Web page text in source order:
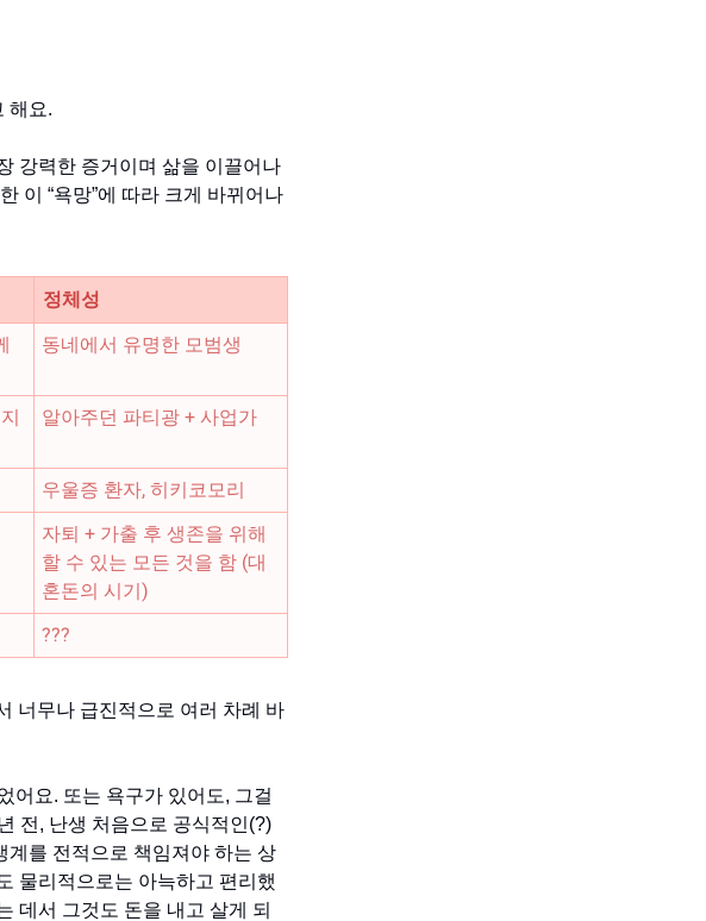
해요.
강력한 증거이며 삶을 이끌어나
이 “욕망”에 따라 크게 바뀌어나
정체성
동네에서 유명한 모범생
알아주던 파티광 + 사업가
우울증 환자, 히키코모리
자퇴 + 가출 후 생존을 위해
할 수 있는 모든 것을 함 (대
혼돈의 시기)
???
너무나 급진적으로 여러 차례 바
어요. 또는 욕구가 있어도, 그걸
전, 난생 처음으로 공식적인(?)
계를 전적으로 책임져야 하는 상
물리적으로는 아늑하고 편리했
데서 그것도 돈을 내고 살게 되